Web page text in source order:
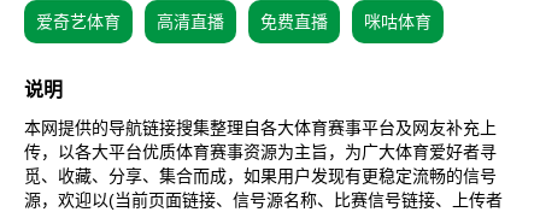
爱奇艺体育 高清直播 免费直播 咪咕体育
说明
本网提供的导航链接搜集整理自各大体育赛事平台及网友补充上
传，以各大平台优质体育赛事资源为主旨，为广大体育爱好者寻
觅、收藏、分享、集合而成，如果用户发现有更稳定流畅的信号
源，欢迎以(当前页面链接、信号源名称、比赛信号链接、上传者